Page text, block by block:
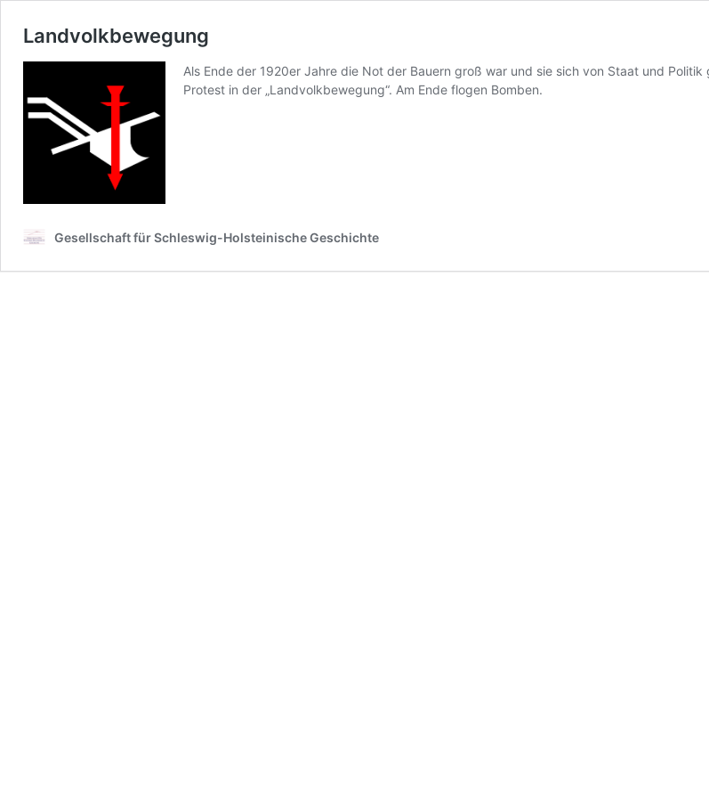
Landvolkbewegung
Als Ende der 1920er Jahre die Not der Bauern groß war und sie sich von Staat und
Protest in der „Landvolkbewegung“. Am Ende flogen Bomben.
Gesellschaft für Schleswig-Holsteinische Geschichte